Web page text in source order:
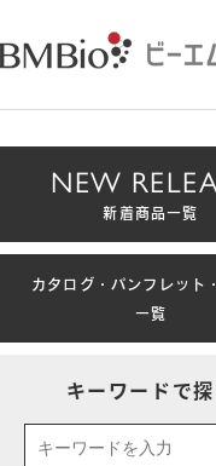
NEW
新着商品一覧
カタログ・パンフレット
一覧
キーワードで